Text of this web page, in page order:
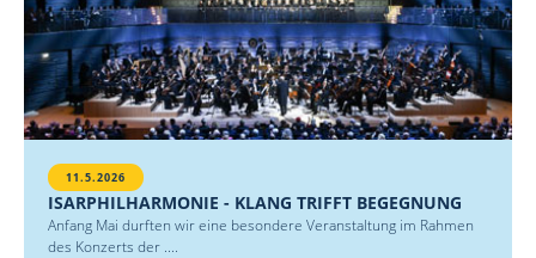
11.5.2026
ISARPHILHARMONIE - KLANG TRIFFT BEGEGNUNG
Anfang Mai durften wir eine besondere Veranstaltung im Rahmen
des Konzerts der ....